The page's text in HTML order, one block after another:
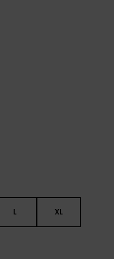
L XL